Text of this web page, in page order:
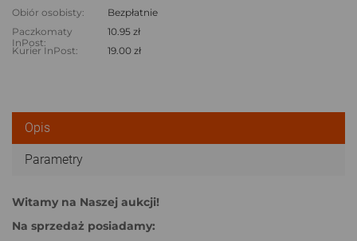
Obiór osobisty:
Bezpłatnie
Paczkomaty
InPost:
10.95 zł
Kurier InPost:
19.00 zł
Opis
Parametry
Witamy na Naszej aukcji!
Na sprzedaż posiadamy: